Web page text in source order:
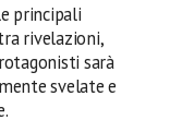
principali
rivelazioni,
sarà
svelate e